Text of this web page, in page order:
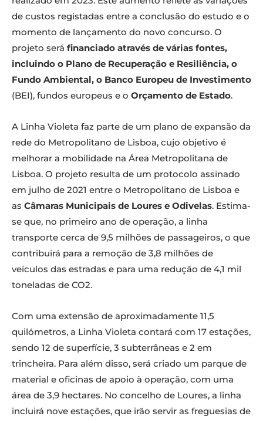
de custos registadas entre a conclusão do estudo e o
momento de lançamento do novo concurso. O
projeto será financiado através de várias fontes,
incluindo o Plano de Recuperação e Resiliência, o
Fundo Ambiental, o Banco Europeu de Investimento
(BEI), fundos europeus e o Orçamento de Estado.
A Linha Violeta faz parte de um plano de expansão da
rede do Metropolitano de Lisboa, cujo objetivo é
melhorar a mobilidade na Área Metropolitana de
Lisboa. O projeto resulta de um protocolo assinado
em julho de 2021 entre o Metropolitano de Lisboa e
as Câmaras Municipais de Loures e Odivelas. Estima-
se que, no primeiro ano de operação, a linha
transporte cerca de 9,5 milhões de passageiros, o que
contribuirá para a remoção de 3,8 milhões de
veículos das estradas e para uma redução de 4,1 mil
toneladas de CO2.
Com uma extensão de aproximadamente 11,5
quilómetros, a Linha Violeta contará com 17 estações,
sendo 12 de superfície, 3 subterrâneas e 2 em
trincheira. Para além disso, será criado um parque de
material e oficinas de apoio à operação, com uma
área de 3,9 hectares. No concelho de Loures, a linha
incluirá nove estações, que irão servir as freguesias de